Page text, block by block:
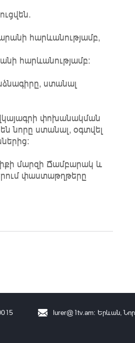
հարևանությամբ,
հարևանությամբ։
ստանալ
փոխանակման
նորը ստանալ, օգտվել
մարզի Ճամբարակ և
փաստաթղթերը
lurer@1tv.am։ Երևան,